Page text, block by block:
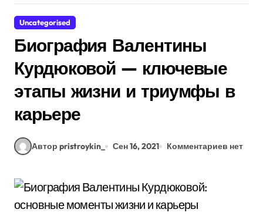
Uncategorised
Биография Валентины
Курдюковой — ключевые
этапы жизни и триумфы в
карьере
Автор pristroykin_ Сен 16, 2021 Комментариев нет